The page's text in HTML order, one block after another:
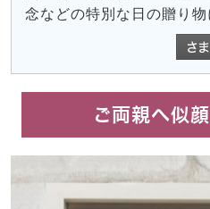
念などの特別な日の贈り物
さ
ご両親へ似